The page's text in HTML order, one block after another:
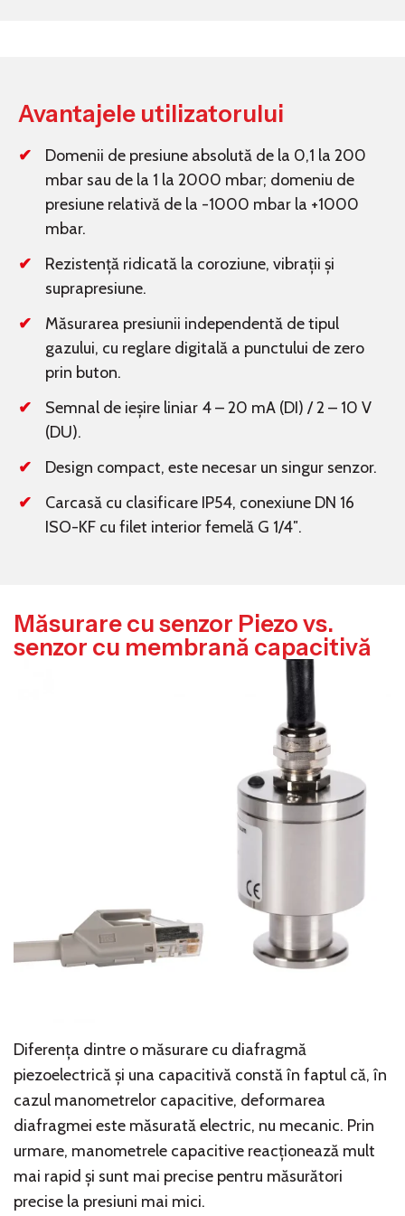
Avantajele utilizatorului
Domenii de presiune absolută de la 0,1 la 200
mbar sau de la 1 la 2000 mbar; domeniu de
presiune relativă de la -1000 mbar la +1000
mbar.
Rezistență ridicată la coroziune, vibrații și
suprapresiune.
Măsurarea presiunii independentă de tipul
gazului, cu reglare digitală a punctului de zero
prin buton.
Semnal de ieșire liniar 4 – 20 mA (DI) / 2 – 10 V
(DU).
Design compact, este necesar un singur senzor.
Carcasă cu clasificare IP54, conexiune DN 16
ISO-KF cu filet interior femelă G 1/4″.
Măsurare cu senzor Piezo vs.
senzor cu membrană capacitivă
Diferența dintre o măsurare cu diafragmă
piezoelectrică și una capacitivă constă în faptul că, în
cazul manometrelor capacitive, deformarea
diafragmei este măsurată electric, nu mecanic. Prin
urmare, manometrele capacitive reacționează mult
mai rapid și sunt mai precise pentru măsurători
precise la presiuni mai mici.